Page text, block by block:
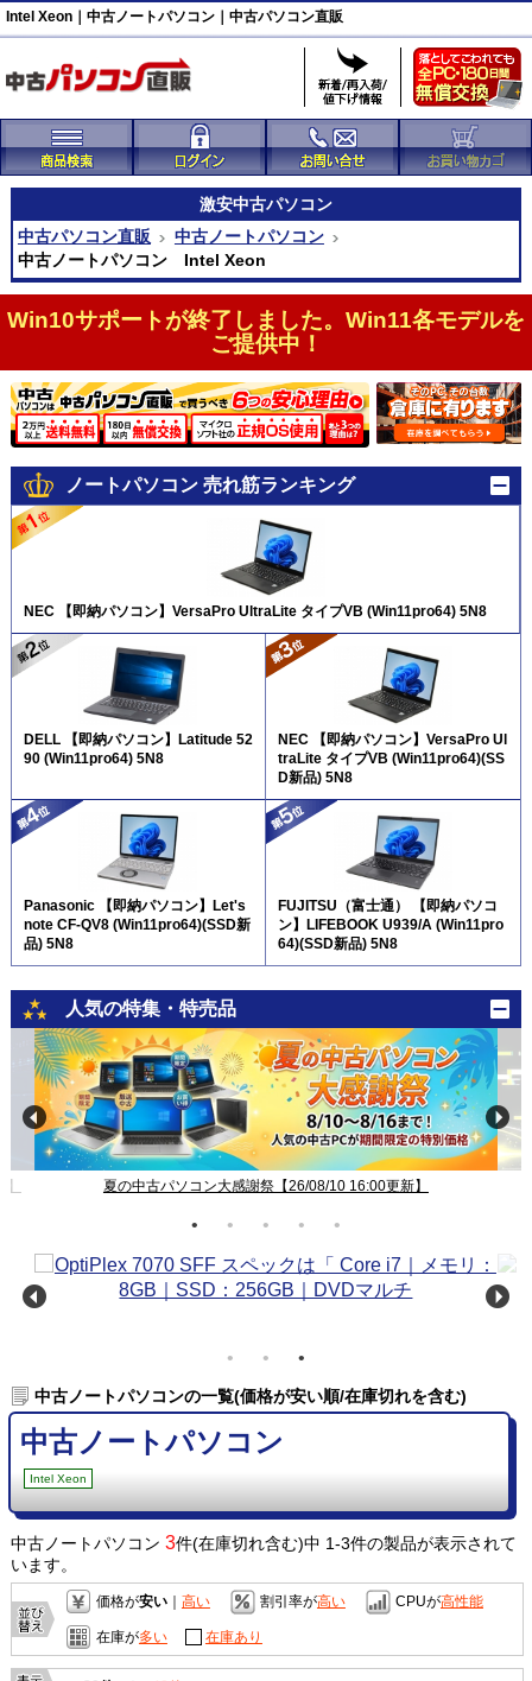
Intel Xeon｜中古ノートパソコン｜中古パソコン直販
激安中古パソコン
中古パソコン直販
中古ノートパソコン
中古ノートパソコン Intel Xeon
Win10サポートが終了しました。Win11各モデルを
ご提供中！
ノートパソコン 売れ筋ランキング
NEC 【即納パソコン】VersaPro UltraLite タイプVB (Win11pro64) 5N8
DELL 【即納パソコン】Latitude 52
90 (Win11pro64) 5N8
NEC 【即納パソコン】VersaPro Ul
traLite タイプVB (Win11pro64)(SS
D新品) 5N8
Panasonic 【即納パソコン】Let's
note CF-QV8 (Win11pro64)(SSD新
品) 5N8
FUJITSU（富士通） 【即納パソコ
ン】LIFEBOOK U939/A (Win11pro
64)(SSD新品) 5N8
人気の特集・特売品
夏の中古パソコン大感謝祭【26/08/10 16:00更新】
中古ノートパソコンの一覧(価格が安い順/在庫切れを含む)
中古ノートパソコン
Intel Xeon
中古ノートパソコン 3件(在庫切れ含む)中 1-3件の製品が表示されて
います。
価格が安い｜ 高い 割引率が高い CPUが高性能
在庫が多い 在庫あり